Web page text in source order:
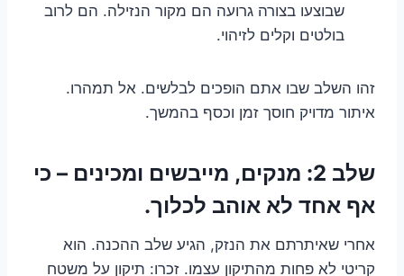
שבוצעו בצורה גרועה הם מקור הנזילה. הם לרוב
בולטים וקלים לזיהוי.
זהו השלב שבו אתם הופכים לבלשים. אל תמהרו.
איתור מדויק חוסך זמן וכסף בהמשך.
שלב 2: מנקים, מייבשים ומכינים – כי
אף אחד לא אוהב לכלוך.
אחרי שאיתרתם את הנזק, הגיע שלב ההכנה. הוא
קריטי לא פחות מהתיקון עצמו. זכרו: תיקון על משטח